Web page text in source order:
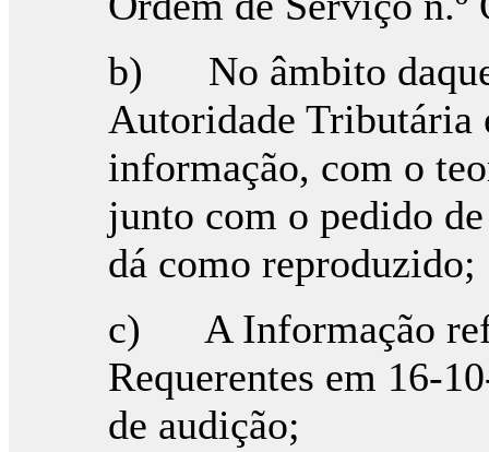
b) No âmbito
Autoridade Tributária
informação, com o
junto com o pedido
dá como reproduzido;
c) A Informação
Requerentes em 16-
de audição;